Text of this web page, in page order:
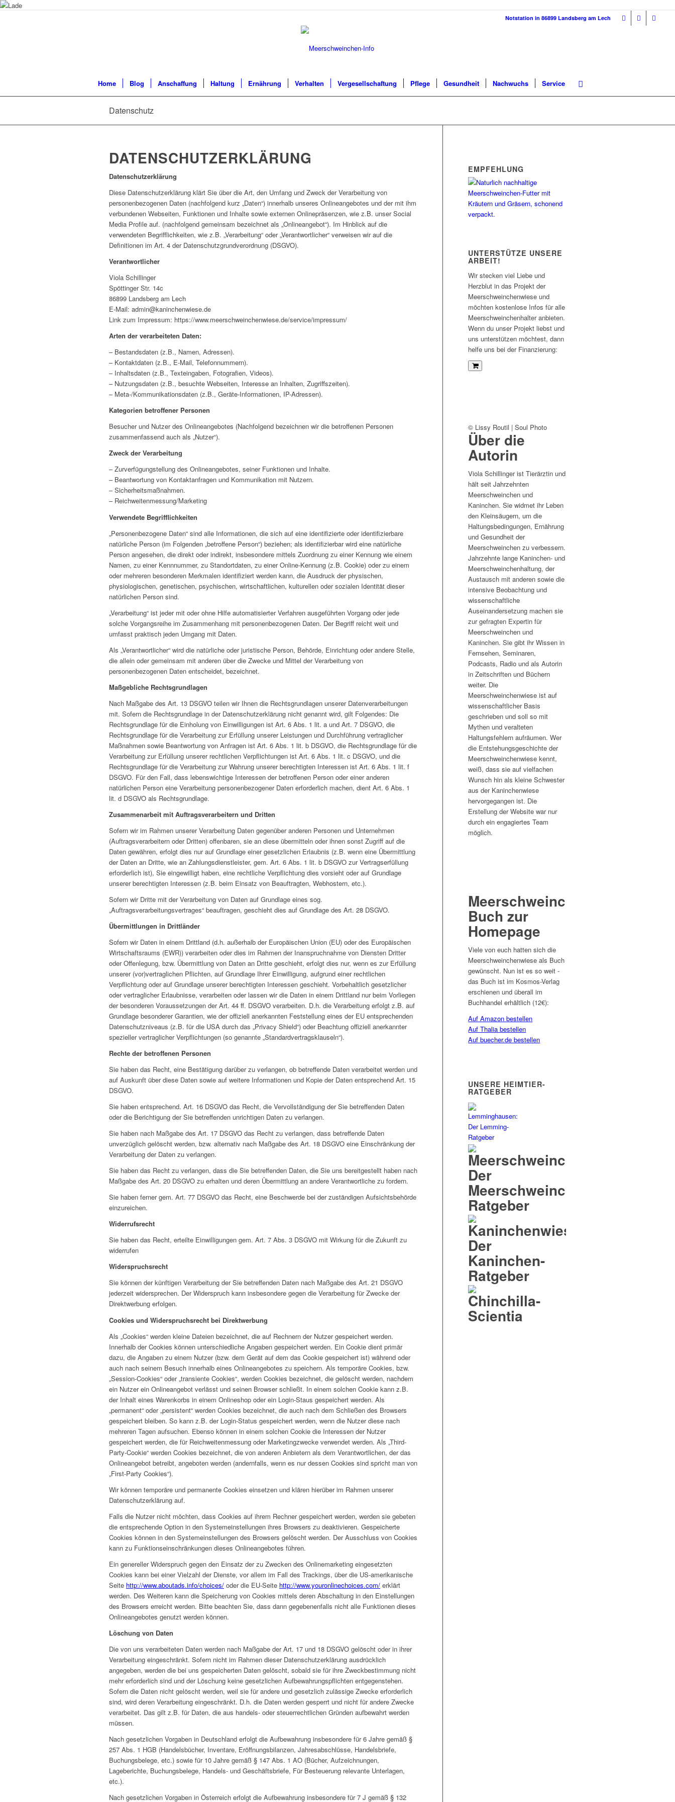
Notstation in 86899 Landsberg am Lech
Home Blog Anschaffung Haltung Ernährung Verhalten Vergesellschaftung Pflege Gesundheit Nachwuchs Service
Datenschutz
DATENSCHUTZERKLÄRUNG
Datenschutzerklärung
Diese Datenschutzerklärung klärt Sie über die Art, den Umfang und Zweck der Verarbeitung von
personenbezogenen Daten (nachfolgend kurz „Daten“) innerhalb unseres Onlineangebotes und der mit ihm
verbundenen Webseiten, Funktionen und Inhalte sowie externen Onlinepräsenzen, wie z.B. unser Social
Media Profile auf. (nachfolgend gemeinsam bezeichnet als „Onlineangebot“). Im Hinblick auf die
verwendeten Begrifflichkeiten, wie z.B. „Verarbeitung“ oder „Verantwortlicher“ verweisen wir auf die
Definitionen im Art. 4 der Datenschutzgrundverordnung (DSGVO).
Verantwortlicher
Viola Schillinger
Spöttinger Str. 14c
86899 Landsberg am Lech
E-Mail: admin@kaninchenwiese.de
Link zum Impressum: https://www.meerschweinchenwiese.de/service/impressum/
Arten der verarbeiteten Daten:
– Bestandsdaten (z.B., Namen, Adressen).
– Kontaktdaten (z.B., E-Mail, Telefonnummern).
– Inhaltsdaten (z.B., Texteingaben, Fotografien, Videos).
– Nutzungsdaten (z.B., besuchte Webseiten, Interesse an Inhalten, Zugriffszeiten).
– Meta-/Kommunikationsdaten (z.B., Geräte-Informationen, IP-Adressen).
Kategorien betroffener Personen
Besucher und Nutzer des Onlineangebotes (Nachfolgend bezeichnen wir die betroffenen Personen
zusammenfassend auch als „Nutzer“).
Zweck der Verarbeitung
– Zurverfügungstellung des Onlineangebotes, seiner Funktionen und Inhalte.
– Beantwortung von Kontaktanfragen und Kommunikation mit Nutzern.
– Sicherheitsmaßnahmen.
– Reichweitenmessung/Marketing
Verwendete Begrifflichkeiten
„Personenbezogene Daten“ sind alle Informationen, die sich auf eine identifizierte oder identifizierbare
natürliche Person (im Folgenden „betroffene Person“) beziehen; als identifizierbar wird eine natürliche
Person angesehen, die direkt oder indirekt, insbesondere mittels Zuordnung zu einer Kennung wie einem
Namen, zu einer Kennnummer, zu Standortdaten, zu einer Online-Kennung (z.B. Cookie) oder zu einem
oder mehreren besonderen Merkmalen identifiziert werden kann, die Ausdruck der physischen,
physiologischen, genetischen, psychischen, wirtschaftlichen, kulturellen oder sozialen Identität dieser
natürlichen Person sind.
„Verarbeitung“ ist jeder mit oder ohne Hilfe automatisierter Verfahren ausgeführten Vorgang oder jede
solche Vorgangsreihe im Zusammenhang mit personenbezogenen Daten. Der Begriff reicht weit und
umfasst praktisch jeden Umgang mit Daten.
Als „Verantwortlicher“ wird die natürliche oder juristische Person, Behörde, Einrichtung oder andere Stelle,
die allein oder gemeinsam mit anderen über die Zwecke und Mittel der Verarbeitung von
personenbezogenen Daten entscheidet, bezeichnet.
Maßgebliche Rechtsgrundlagen
Nach Maßgabe des Art. 13 DSGVO teilen wir Ihnen die Rechtsgrundlagen unserer Datenverarbeitungen
mit. Sofern die Rechtsgrundlage in der Datenschutzerklärung nicht genannt wird, gilt Folgendes: Die
Rechtsgrundlage für die Einholung von Einwilligungen ist Art. 6 Abs. 1 lit. a und Art. 7 DSGVO, die
Rechtsgrundlage für die Verarbeitung zur Erfüllung unserer Leistungen und Durchführung vertraglicher
Maßnahmen sowie Beantwortung von Anfragen ist Art. 6 Abs. 1 lit. b DSGVO, die Rechtsgrundlage für die
Verarbeitung zur Erfüllung unserer rechtlichen Verpflichtungen ist Art. 6 Abs. 1 lit. c DSGVO, und die
Rechtsgrundlage für die Verarbeitung zur Wahrung unserer berechtigten Interessen ist Art. 6 Abs. 1 lit. f
DSGVO. Für den Fall, dass lebenswichtige Interessen der betroffenen Person oder einer anderen
natürlichen Person eine Verarbeitung personenbezogener Daten erforderlich machen, dient Art. 6 Abs. 1
lit. d DSGVO als Rechtsgrundlage.
Zusammenarbeit mit Auftragsverarbeitern und Dritten
Sofern wir im Rahmen unserer Verarbeitung Daten gegenüber anderen Personen und Unternehmen
(Auftragsverarbeitern oder Dritten) offenbaren, sie an diese übermitteln oder ihnen sonst Zugriff auf die
Daten gewähren, erfolgt dies nur auf Grundlage einer gesetzlichen Erlaubnis (z.B. wenn eine Übermittlung
der Daten an Dritte, wie an Zahlungsdienstleister, gem. Art. 6 Abs. 1 lit. b DSGVO zur Vertragserfüllung
erforderlich ist), Sie eingewilligt haben, eine rechtliche Verpflichtung dies vorsieht oder auf Grundlage
unserer berechtigten Interessen (z.B. beim Einsatz von Beauftragten, Webhostern, etc.).
Sofern wir Dritte mit der Verarbeitung von Daten auf Grundlage eines sog.
„Auftragsverarbeitungsvertrages“ beauftragen, geschieht dies auf Grundlage des Art. 28 DSGVO.
Übermittlungen in Drittländer
Sofern wir Daten in einem Drittland (d.h. außerhalb der Europäischen Union (EU) oder des Europäischen
Wirtschaftsraums (EWR)) verarbeiten oder dies im Rahmen der Inanspruchnahme von Diensten Dritter
oder Offenlegung, bzw. Übermittlung von Daten an Dritte geschieht, erfolgt dies nur, wenn es zur Erfüllung
unserer (vor)vertraglichen Pflichten, auf Grundlage Ihrer Einwilligung, aufgrund einer rechtlichen
Verpflichtung oder auf Grundlage unserer berechtigten Interessen geschieht. Vorbehaltlich gesetzlicher
oder vertraglicher Erlaubnisse, verarbeiten oder lassen wir die Daten in einem Drittland nur beim Vorliegen
der besonderen Voraussetzungen der Art. 44 ff. DSGVO verarbeiten. D.h. die Verarbeitung erfolgt z.B. auf
Grundlage besonderer Garantien, wie der offiziell anerkannten Feststellung eines der EU entsprechenden
Datenschutzniveaus (z.B. für die USA durch das „Privacy Shield“) oder Beachtung offiziell anerkannter
spezieller vertraglicher Verpflichtungen (so genannte „Standardvertragsklauseln“).
Rechte der betroffenen Personen
Sie haben das Recht, eine Bestätigung darüber zu verlangen, ob betreffende Daten verarbeitet werden und
auf Auskunft über diese Daten sowie auf weitere Informationen und Kopie der Daten entsprechend Art. 15
DSGVO.
Sie haben entsprechend. Art. 16 DSGVO das Recht, die Vervollständigung der Sie betreffenden Daten
oder die Berichtigung der Sie betreffenden unrichtigen Daten zu verlangen.
Sie haben nach Maßgabe des Art. 17 DSGVO das Recht zu verlangen, dass betreffende Daten
unverzüglich gelöscht werden, bzw. alternativ nach Maßgabe des Art. 18 DSGVO eine Einschränkung der
Verarbeitung der Daten zu verlangen.
Sie haben das Recht zu verlangen, dass die Sie betreffenden Daten, die Sie uns bereitgestellt haben nach
Maßgabe des Art. 20 DSGVO zu erhalten und deren Übermittlung an andere Verantwortliche zu fordern.
Sie haben ferner gem. Art. 77 DSGVO das Recht, eine Beschwerde bei der zuständigen Aufsichtsbehörde
einzureichen.
Widerrufsrecht
Sie haben das Recht, erteilte Einwilligungen gem. Art. 7 Abs. 3 DSGVO mit Wirkung für die Zukunft zu
widerrufen
Widerspruchsrecht
Sie können der künftigen Verarbeitung der Sie betreffenden Daten nach Maßgabe des Art. 21 DSGVO
jederzeit widersprechen. Der Widerspruch kann insbesondere gegen die Verarbeitung für Zwecke der
Direktwerbung erfolgen.
Cookies und Widerspruchsrecht bei Direktwerbung
Als „Cookies“ werden kleine Dateien bezeichnet, die auf Rechnern der Nutzer gespeichert werden.
Innerhalb der Cookies können unterschiedliche Angaben gespeichert werden. Ein Cookie dient primär
dazu, die Angaben zu einem Nutzer (bzw. dem Gerät auf dem das Cookie gespeichert ist) während oder
auch nach seinem Besuch innerhalb eines Onlineangebotes zu speichern. Als temporäre Cookies, bzw.
„Session-Cookies“ oder „transiente Cookies“, werden Cookies bezeichnet, die gelöscht werden, nachdem
ein Nutzer ein Onlineangebot verlässt und seinen Browser schließt. In einem solchen Cookie kann z.B.
der Inhalt eines Warenkorbs in einem Onlineshop oder ein Login-Staus gespeichert werden. Als
„permanent“ oder „persistent“ werden Cookies bezeichnet, die auch nach dem Schließen des Browsers
gespeichert bleiben. So kann z.B. der Login-Status gespeichert werden, wenn die Nutzer diese nach
mehreren Tagen aufsuchen. Ebenso können in einem solchen Cookie die Interessen der Nutzer
gespeichert werden, die für Reichweitenmessung oder Marketingzwecke verwendet werden. Als „Third-
Party-Cookie“ werden Cookies bezeichnet, die von anderen Anbietern als dem Verantwortlichen, der das
Onlineangebot betreibt, angeboten werden (andernfalls, wenn es nur dessen Cookies sind spricht man von
„First-Party Cookies“).
Wir können temporäre und permanente Cookies einsetzen und klären hierüber im Rahmen unserer
Datenschutzerklärung auf.
Falls die Nutzer nicht möchten, dass Cookies auf ihrem Rechner gespeichert werden, werden sie gebeten
die entsprechende Option in den Systemeinstellungen ihres Browsers zu deaktivieren. Gespeicherte
Cookies können in den Systemeinstellungen des Browsers gelöscht werden. Der Ausschluss von Cookies
kann zu Funktionseinschränkungen dieses Onlineangebotes führen.
Ein genereller Widerspruch gegen den Einsatz der zu Zwecken des Onlinemarketing eingesetzten
Cookies kann bei einer Vielzahl der Dienste, vor allem im Fall des Trackings, über die US-amerikanische
Seite http://www.aboutads.info/choices/ oder die EU-Seite http://www.youronlinechoices.com/ erklärt
werden. Des Weiteren kann die Speicherung von Cookies mittels deren Abschaltung in den Einstellungen
des Browsers erreicht werden. Bitte beachten Sie, dass dann gegebenenfalls nicht alle Funktionen dieses
Onlineangebotes genutzt werden können.
Löschung von Daten
Die von uns verarbeiteten Daten werden nach Maßgabe der Art. 17 und 18 DSGVO gelöscht oder in ihrer
Verarbeitung eingeschränkt. Sofern nicht im Rahmen dieser Datenschutzerklärung ausdrücklich
angegeben, werden die bei uns gespeicherten Daten gelöscht, sobald sie für ihre Zweckbestimmung nicht
mehr erforderlich sind und der Löschung keine gesetzlichen Aufbewahrungspflichten entgegenstehen.
Sofern die Daten nicht gelöscht werden, weil sie für andere und gesetzlich zulässige Zwecke erforderlich
sind, wird deren Verarbeitung eingeschränkt. D.h. die Daten werden gesperrt und nicht für andere Zwecke
verarbeitet. Das gilt z.B. für Daten, die aus handels- oder steuerrechtlichen Gründen aufbewahrt werden
müssen.
Nach gesetzlichen Vorgaben in Deutschland erfolgt die Aufbewahrung insbesondere für 6 Jahre gemäß §
257 Abs. 1 HGB (Handelsbücher, Inventare, Eröffnungsbilanzen, Jahresabschlüsse, Handelsbriefe,
Buchungsbelege, etc.) sowie für 10 Jahre gemäß § 147 Abs. 1 AO (Bücher, Aufzeichnungen,
Lageberichte, Buchungsbelege, Handels- und Geschäftsbriefe, Für Besteuerung relevante Unterlagen,
etc.).
Nach gesetzlichen Vorgaben in Österreich erfolgt die Aufbewahrung insbesondere für 7 J gemäß § 132
EMPFEHLUNG
UNTERSTÜTZE UNSERE
ARBEIT!
Wir stecken viel Liebe und
Herzblut in das Projekt der
Meerschweinchenwiese und
möchten kostenlose Infos für alle
Meerschweinchenhalter anbieten.
Wenn du unser Projekt liebst und
uns unterstützen möchtest, dann
helfe uns bei der Finanzierung:
© Lissy Routil | Soul Photo
Über die
Autorin
Viola Schillinger ist Tierärztin und
hält seit Jahrzehnten
Meerschweinchen und
Kaninchen. Sie widmet ihr Leben
den Kleinsäugern, um die
Haltungsbedingungen, Ernährung
und Gesundheit der
Meerschweinchen zu verbessern.
Jahrzehnte lange Kaninchen- und
Meerschweinchenhaltung, der
Austausch mit anderen sowie die
intensive Beobachtung und
wissenschaftliche
Auseinandersetzung machen sie
zur gefragten Expertin für
Meerschweinchen und
Kaninchen. Sie gibt ihr Wissen in
Fernsehen, Seminaren,
Podcasts, Radio und als Autorin
in Zeitschriften und Büchern
weiter. Die
Meerschweinchenwiese ist auf
wissenschaftlicher Basis
geschrieben und soll so mit
Mythen und veralteten
Haltungsfehlern aufräumen. Wer
die Entstehungsgeschichte der
Meerschweinchenwiese kennt,
weiß, dass sie auf vielfachen
Wunsch hin als kleine Schwester
aus der Kaninchenwiese
hervorgegangen ist. Die
Erstellung der Website war nur
durch ein engagiertes Team
möglich.
Meerschweinchen-
Buch zur
Homepage
Viele von euch hatten sich die
Meerschweinchenwiese als Buch
gewünscht. Nun ist es so weit -
das Buch ist im Kosmos-Verlag
erschienen und überall im
Buchhandel erhältlich (12€):
Auf Amazon bestellen
Auf Thalia bestellen
Auf buecher.de bestellen
UNSERE HEIMTIER-
RATGEBER